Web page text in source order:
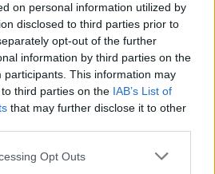
on personal information utilized by
disclosed to third parties prior to
opt-out of the further
information by third parties on the
participants. This information may
third parties on the IAB’s List of
that may further disclose it to other
app uses one or more Google
Opt Outs
στο Google News και
όλη την ειδησεογραφία και τα